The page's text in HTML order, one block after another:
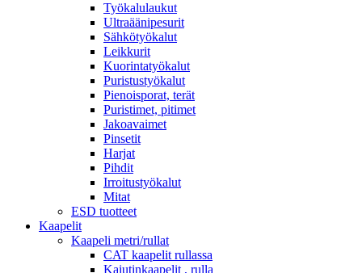
Työkalulaukut
Ultraäänipesurit
Sähkötyökalut
Leikkurit
Kuorintatyökalut
Puristustyökalut
Pienoisporat, terät
Puristimet, pitimet
Jakoavaimet
Pinsetit
Harjat
Pihdit
Irroitustyökalut
Mitat
ESD tuotteet
Kaapelit
Kaapeli metri/rullat
CAT kaapelit rullassa
Kaiutinkaapelit , rulla